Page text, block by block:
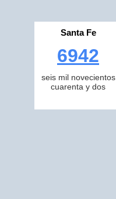
Santa Fe
6942
seis mil novecientos
cuarenta y dos